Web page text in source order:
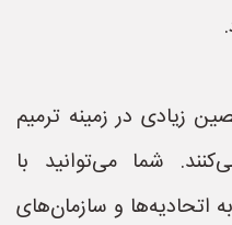
زیادی در زمینه ترمیم
شما می‌توانید با
اتحادیه‌ها و سازمان‌های